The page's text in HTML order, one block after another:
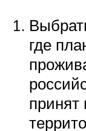
где
принят